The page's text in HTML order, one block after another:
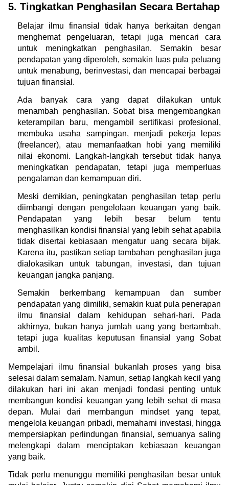
5. Tingkatkan Penghasilan Secara Bertahap
Belajar ilmu finansial tidak hanya berkaitan dengan
menghemat pengeluaran, tetapi juga mencari cara
untuk meningkatkan penghasilan. Semakin besar
pendapatan yang diperoleh, semakin luas pula peluang
untuk menabung, berinvestasi, dan mencapai berbagai
tujuan finansial.
Ada banyak cara yang dapat dilakukan untuk
menambah penghasilan. Sobat bisa mengembangkan
keterampilan baru, mengambil sertifikasi profesional,
membuka usaha sampingan, menjadi pekerja lepas
(freelancer), atau memanfaatkan hobi yang memiliki
nilai ekonomi. Langkah-langkah tersebut tidak hanya
meningkatkan pendapatan, tetapi juga memperluas
pengalaman dan kemampuan diri.
Meski demikian, peningkatan penghasilan tetap perlu
diimbangi dengan pengelolaan keuangan yang baik.
Pendapatan yang lebih besar belum tentu
menghasilkan kondisi finansial yang lebih sehat apabila
tidak disertai kebiasaan mengatur uang secara bijak.
Karena itu, pastikan setiap tambahan penghasilan juga
dialokasikan untuk tabungan, investasi, dan tujuan
keuangan jangka panjang.
Semakin berkembang kemampuan dan sumber
pendapatan yang dimiliki, semakin kuat pula penerapan
ilmu finansial dalam kehidupan sehari-hari. Pada
akhirnya, bukan hanya jumlah uang yang bertambah,
tetapi juga kualitas keputusan finansial yang Sobat
ambil.
Mempelajari ilmu finansial bukanlah proses yang bisa
selesai dalam semalam. Namun, setiap langkah kecil yang
dilakukan hari ini akan menjadi fondasi penting untuk
membangun kondisi keuangan yang lebih sehat di masa
depan. Mulai dari membangun mindset yang tepat,
mengelola keuangan pribadi, memahami investasi, hingga
mempersiapkan perlindungan finansial, semuanya saling
melengkapi dalam menciptakan kebiasaan keuangan
yang baik.
Tidak perlu menunggu memiliki penghasilan besar untuk